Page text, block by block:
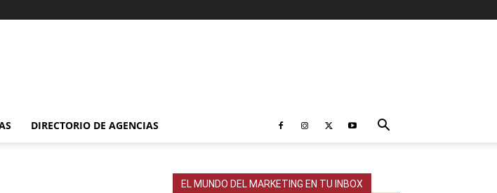
DIRECTORIO DE AGENCIAS
EL MUNDO DEL MARKETING EN TU INBOX